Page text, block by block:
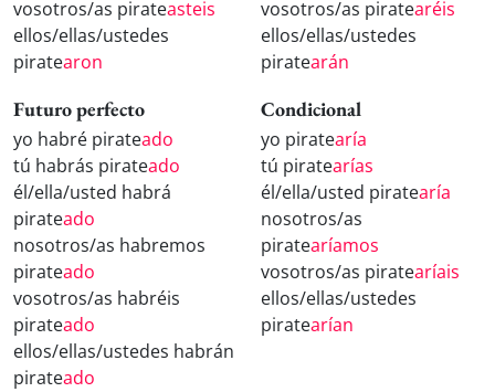
vosotros/as pirateasteis
ellos/ellas/ustedes
piratearon
vosotros/as piratearéis
ellos/ellas/ustedes
piratearán
Futuro perfecto
yo habré pirateado
tú habrás pirateado
él/ella/usted habrá
pirateado
nosotros/as habremos
pirateado
vosotros/as habréis
pirateado
ellos/ellas/ustedes habrán
pirateado
Condicional
yo piratearía
tú piratearías
él/ella/usted piratearía
nosotros/as
piratearíamos
vosotros/as piratearíais
ellos/ellas/ustedes
piratearían